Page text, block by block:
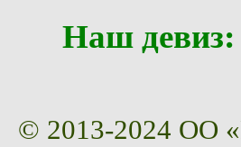
Наш
© 2013-2024 ОО